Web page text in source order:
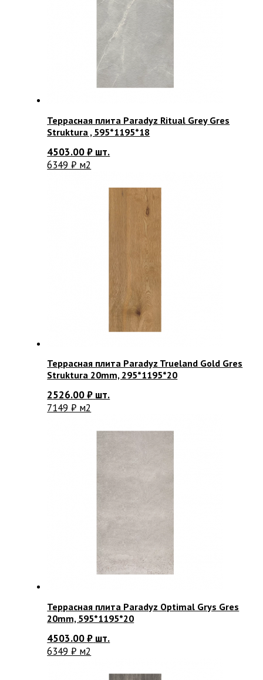
Террасная плита Paradyz Ritual Grey Gres
Struktura , 595*1195*18
4503.00₽ шт.
6349 ₽ м2
Террасная плита Paradyz Trueland Gold Gres
Struktura 20mm, 295*1195*20
2526.00₽ шт.
7149 ₽ м2
Террасная плита Paradyz Optimal Grys Gres
20mm, 595*1195*20
4503.00₽ шт.
6349 ₽ м2